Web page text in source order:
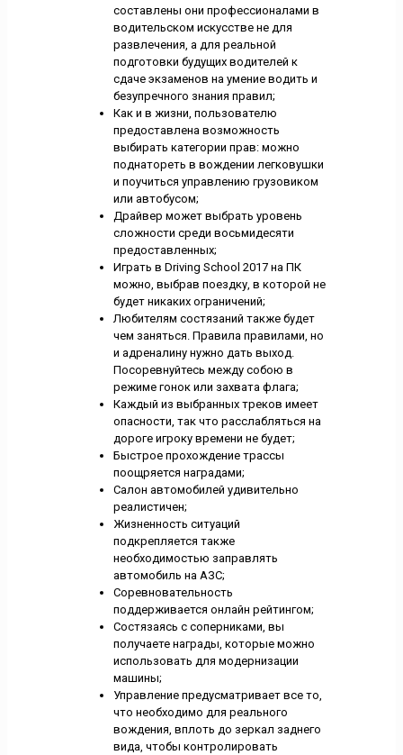
составлены они профессионалами в
водительском искусстве не для
развлечения, а для реальной
подготовки будущих водителей к
сдаче экзаменов на умение водить и
безупречного знания правил;
Как и в жизни, пользователю
предоставлена возможность
выбирать категории прав: можно
поднатореть в вождении легковушки
и поучиться управлению грузовиком
или автобусом;
Драйвер может выбрать уровень
сложности среди восьмидесяти
предоставленных;
Играть в Driving School 2017 на ПК
можно, выбрав поездку, в которой не
будет никаких ограничений;
Любителям состязаний также будет
чем заняться. Правила правилами, но
и адреналину нужно дать выход.
Посоревнуйтесь между собою в
режиме гонок или захвата флага;
Каждый из выбранных треков имеет
опасности, так что расслабляться на
дороге игроку времени не будет;
Быстрое прохождение трассы
поощряется наградами;
Салон автомобилей удивительно
реалистичен;
Жизненность ситуаций
подкрепляется также
необходимостью заправлять
автомобиль на АЗС;
Соревновательность
поддерживается онлайн рейтингом;
Состязаясь с соперниками, вы
получаете награды, которые можно
использовать для модернизации
машины;
Управление предусматривает все то,
что необходимо для реального
вождения, вплоть до зеркал заднего
вида, чтобы контролировать